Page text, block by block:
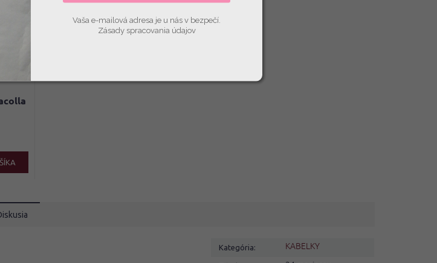
Kategória: KABELKY
Vaša e-mailová adresa je u nás v bezpečí.
Zásady spracovania údajov